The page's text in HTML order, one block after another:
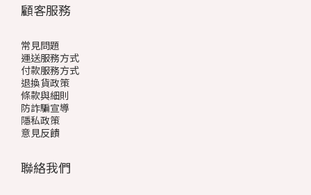
顧客服務
常見問題
運送服務方式
付款服務方式
退換貨政策
條款與細則
防詐騙宣導
隱私政策
意見反饋
聯絡我們